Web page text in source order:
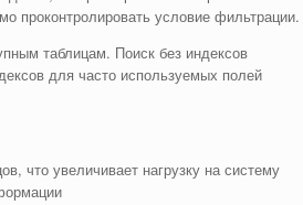
проконтролировать условие фильтрации.
таблицам. Поиск без индексов
для часто используемых полей
что увеличивает нагрузку на систему